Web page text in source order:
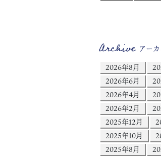
Archiveアーカ
2026年8月
2026年6月
2026年4月
2026年2月
2025年12月
2025年10月
2025年8月